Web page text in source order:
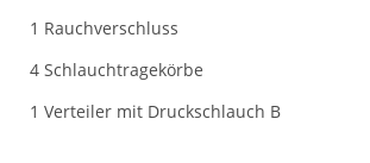
1 Rauchverschluss
4 Schlauchtragekörbe
1 Verteiler mit Druckschlauch B